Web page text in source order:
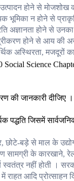
होने से
भूमिका न होने से
अज्ञानता होने से
होने से आय की
अस्थिरता, मजदूरों
की जानकारी दीजिए ।
पद्धति जिसमें
छोटे-बड़े से माल के
सामग्री के कारखाने,
स्वतंत्र नहीं होती ।
राहत आदि प्रोत्साहन